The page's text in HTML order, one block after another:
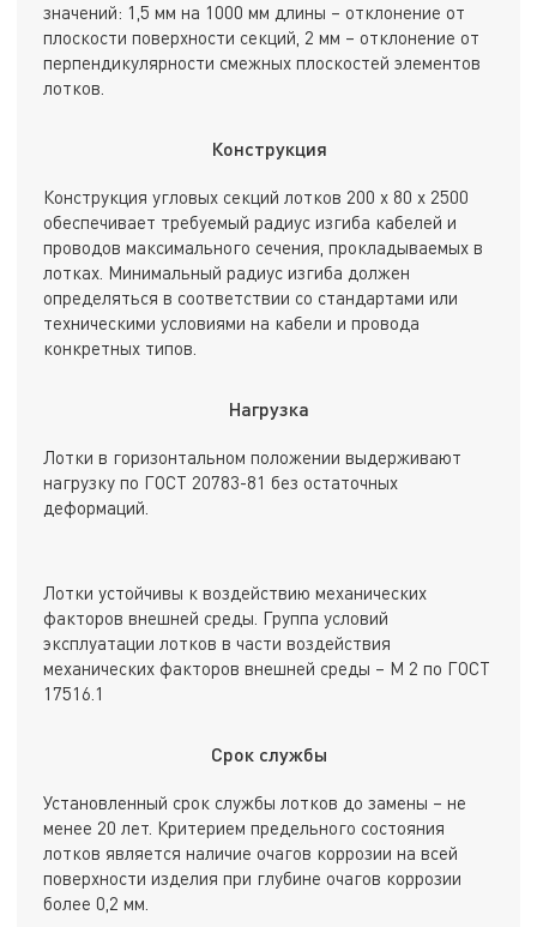
значений: 1,5 мм на 1000 мм длины – отклонение от
плоскости поверхности секций, 2 мм – отклонение от
перпендикулярности смежных плоскостей элементов
лотков.
Конструкция
Конструкция угловых секций лотков 200 х 80 х 2500
обеспечивает требуемый радиус изгиба кабелей и
проводов максимального сечения, прокладываемых в
лотках. Минимальный радиус изгиба должен
определяться в соответствии со стандартами или
техническими условиями на кабели и провода
конкретных типов.
Нагрузка
Лотки в горизонтальном положении выдерживают
нагрузку по ГОСТ 20783-81 без остаточных
деформаций.
Лотки устойчивы к воздействию механических
факторов внешней среды. Группа условий
эксплуатации лотков в части воздействия
механических факторов внешней среды – М 2 по ГОСТ
17516.1
Срок службы
Установленный срок службы лотков до замены – не
менее 20 лет. Критерием предельного состояния
лотков является наличие очагов коррозии на всей
поверхности изделия при глубине очагов коррозии
более 0,2 мм.